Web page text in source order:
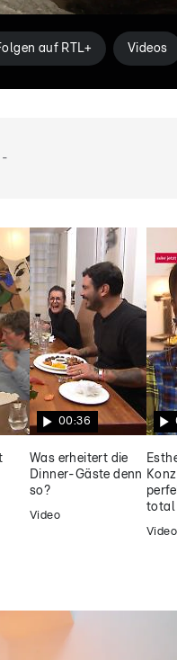
auf RTL+ Videos
-
00:36
Was erheitert die
Dinner-Gäste denn
so?
Video
total
Video